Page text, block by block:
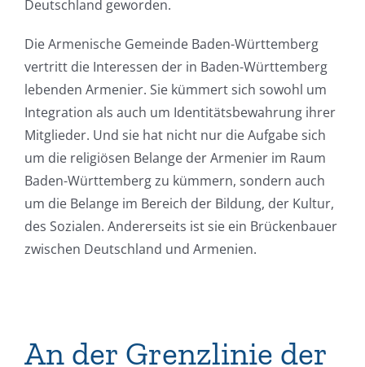
Deutschland geworden.
Die Armenische Gemeinde Baden-Württemberg
vertritt die Interessen der in Baden-Württemberg
lebenden Armenier. Sie kümmert sich sowohl um
Integration als auch um Identitätsbewahrung ihrer
Mitglieder. Und sie hat nicht nur die Aufgabe sich
um die religiösen Belange der Armenier im Raum
Baden-Württemberg zu kümmern, sondern auch
um die Belange im Bereich der Bildung, der Kultur,
des Sozialen. Andererseits ist sie ein Brückenbauer
zwischen Deutschland und Armenien.
An der Grenzlinie der